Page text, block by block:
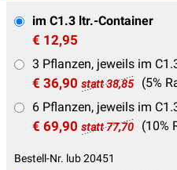
im C1.3 ltr.-Container
€ 12,95
3 Pflanzen, jeweils im
€ 36,90 statt 38,85
(5%
6 Pflanzen, jeweils im
€ 69,90 statt 77,70 (10%
Bestell-Nr. lub 20451